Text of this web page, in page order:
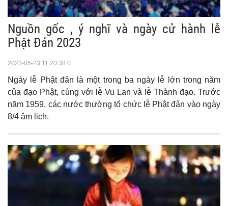
Nguồn gốc , ý nghĩ và ngày cử hành lễ
Phật Đản 2023
2023-05-23 11:20:38.0
Ngày lễ Phật đản là một trong ba ngày lễ lớn trong năm
của đạo Phật, cùng với lễ Vu Lan và lễ Thành đạo. Trước
năm 1959, các nước thường tổ chức lễ Phật đản vào ngày
8/4 âm lịch.